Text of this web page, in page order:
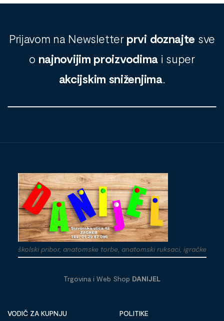
Prijavom na Newsletter prvi doznajte sve
o najnovijim proizvodima i super
akcijskim sniženjima.
školski pribor, anatomske torbe, anatomski ruksaci, igračke
Trgovina i Web Shop DANIJEL
VODIČ ZA KUPNJU POLITIKE